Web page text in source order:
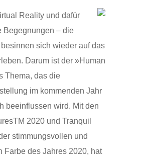
Reality und dafür
Begegnungen – die
sich wieder auf das
Darum ist der »Human
Thema, das die
im kommenden Jahr
beeinflussen wird. Mit den
2020 und Tranquil
stimmungsvollen und
Farbe des Jahres 2020, hat